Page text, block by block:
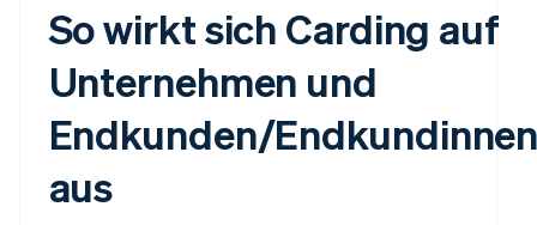
So wirkt sich Carding auf
Unternehmen und
Endkunden/
aus